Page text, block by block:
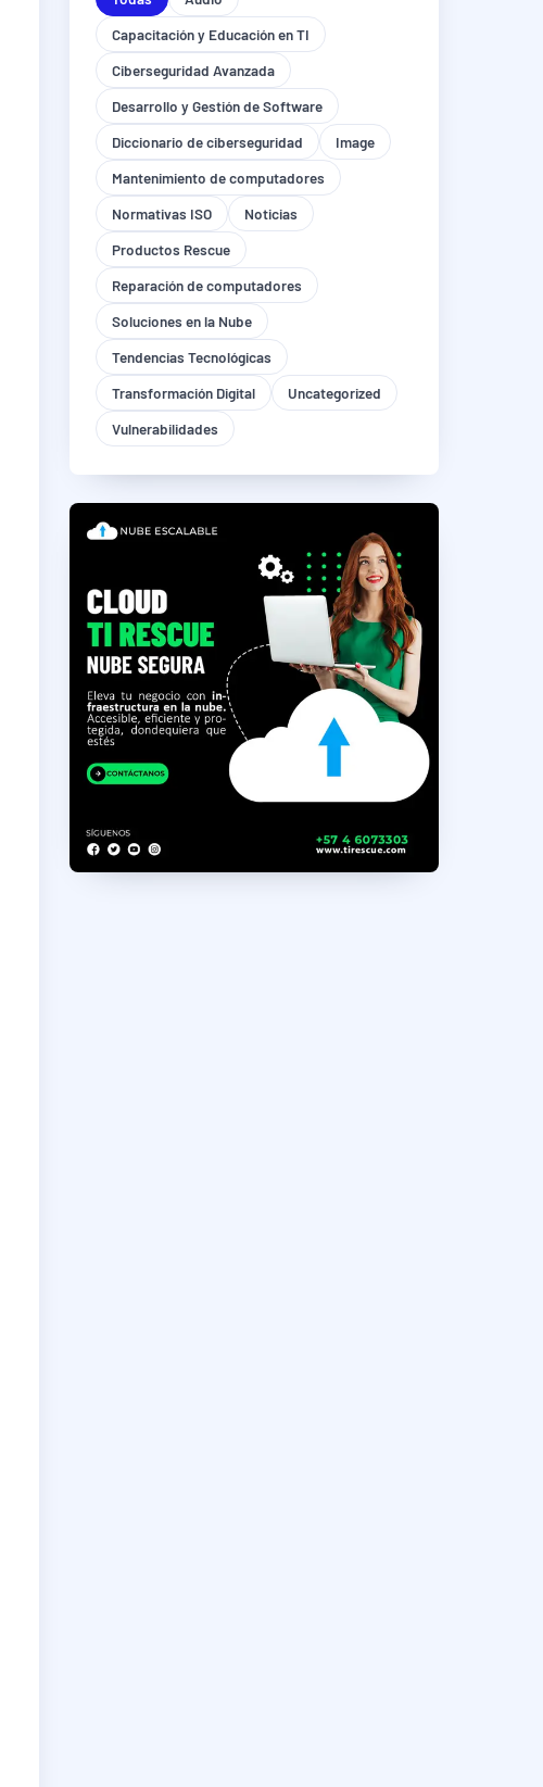
Capacitación y Educación en TI
Ciberseguridad Avanzada
Desarrollo y Gestión de Software
Diccionario de ciberseguridad
Image
Mantenimiento de computadores
Normativas ISO
Noticias
Productos Rescue
Reparación de computadores
Soluciones en la Nube
Tendencias Tecnológicas
Transformación Digital
Uncategorized
Vulnerabilidades